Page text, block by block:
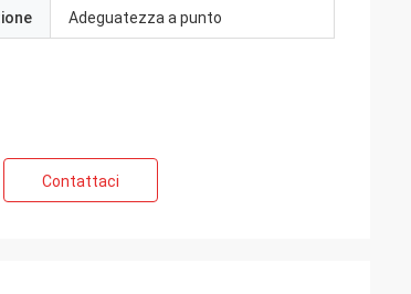
Adeguatezza a punto
Contattaci